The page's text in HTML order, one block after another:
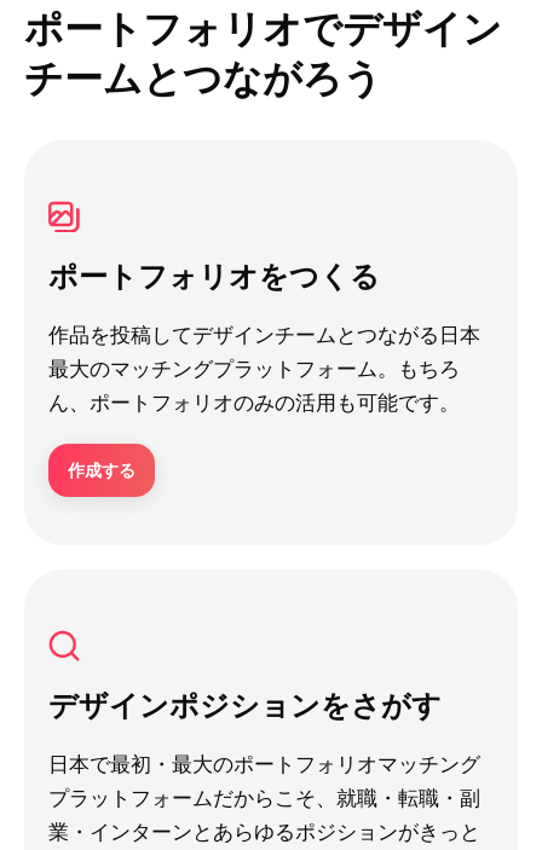
ポートフォリオでデザイン
チームとつながろう
ポートフォリオをつくる
作品を投稿してデザインチームとつながる日本
最大のマッチングプラットフォーム。もちろ
ん、ポートフォリオのみの活用も可能です。
作成する
デザインポジションをさがす
日本で最初・最大のポートフォリオマッチング
プラットフォームだからこそ、就職・転職・副
業・インターンとあらゆるポジションがきっと